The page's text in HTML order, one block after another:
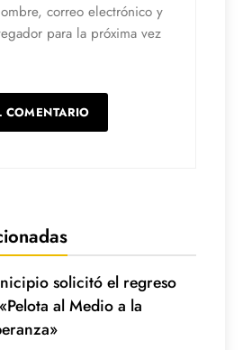
correo electrónico y
para la próxima vez
solicitó el regreso
al Medio a la